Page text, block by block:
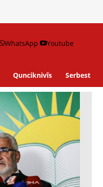
WhatsApp Youtube
Qunciknivîs Serbest